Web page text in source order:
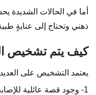
أما في الحالات الشديدة
ذهني وتحتاج إلى عنايةٍ
كيف يتم تشخيص
يعتمد التشخيص على
1- وجود قصة عائلية للإصابة بالربو.